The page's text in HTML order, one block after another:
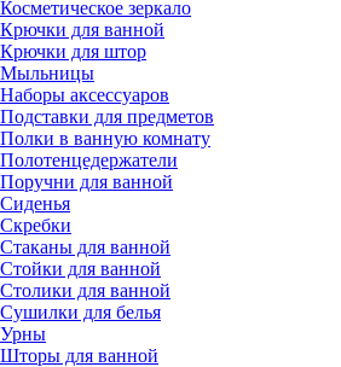
Косметическое зеркало
Крючки для ванной
Крючки для штор
Мыльницы
Наборы аксессуаров
Подставки для предметов
Полки в ванную комнату
Полотенцедержатели
Поручни для ванной
Сиденья
Скребки
Стаканы для ванной
Стойки для ванной
Столики для ванной
Сушилки для белья
Урны
Шторы для ванной